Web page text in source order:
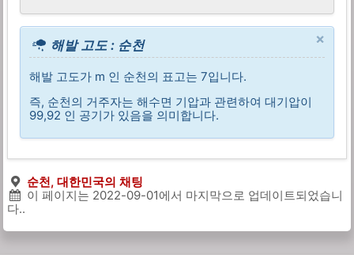
×
해발 고도 : 순천
해발 고도가 m 인 순천의 표고는 7입니다.
즉, 순천의 거주자는 해수면 기압과 관련하여 대기압이
99,92 인 공기가 있음을 의미합니다.
순천, 대한민국의 채팅
이 페이지는 2022-09-01에서 마지막으로 업데이트되었습니
다..